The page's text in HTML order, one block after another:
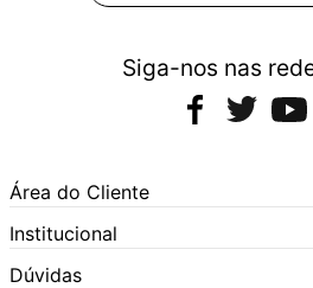
Siga-nos nas
Área do Cliente
Meus Pedidos
Meus Dados
Institucional
Central de Atendimento
Dúvidas